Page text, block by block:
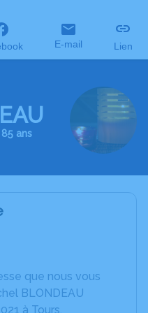
E-mail Lien
ans
que nous vous
BLONDEAU
à Tours.